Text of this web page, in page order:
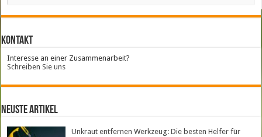
Kontakt
Interesse an einer Zusammenarbeit?
Schreiben Sie uns
neuste Artikel
Unkraut entfernen Werkzeug: Die besten Helfer für